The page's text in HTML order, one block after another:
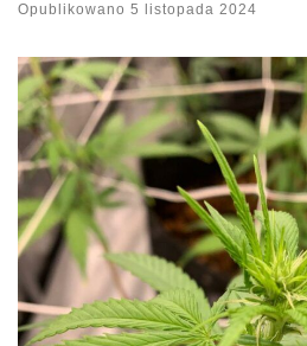
Opublikowano 5 listopada 2024